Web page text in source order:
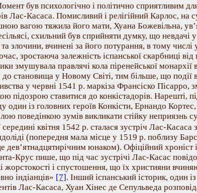
був психологічно і політично сприятливим
Лас-Касаса. Помисливий і релігійний Карлос, на
вагою тяжила його мати, Хуана Божевільна,
схильний був сприйняти думку, що невдачі
та злочини, вчинені за його потурання, в тому числі
зростаюча залежність іспанської скарбниці
змушувала правлячі кола піренейської монархії
до становища у Новому Світі, тим більше, що події
у червні 1541 р. маркіза Франсіско Пісарро,
підозрою ставитися до конкістадорів. Нарешті,
один із головних героїв Конкісти, Ернандо
поведінкою зумів викликати стійку неприязнь
квітня 1542 р. сталася зустріч Лас-
(попередня мала місце у 1519 р. поблизу
дев’ятнадцятирічним юнаком). Офіційний хроніст
Крус пише, що під час зустрічі Лас-Касас
жорстокості і спустошення, що їх християни
індіанців» [7]. Інший іспанський історик, один
Лас-Касаса, Хуан Хінес де Сепульведа